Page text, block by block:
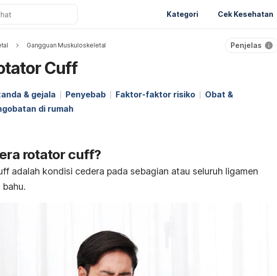
Kategori Cek Kesehatan
Gangguan Muskuloskeletal Penjelas
Cuff
& gejala Penyebab Faktor-faktor risiko
Obat &
di rumah
rotator cuff?
adalah kondisi cedera pada sebagian atau seluruh ligamen